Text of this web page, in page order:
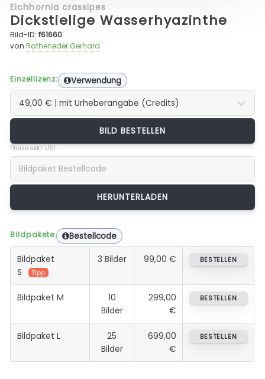
Eichhornia crassipes
Dickstielige Wasserhyazinthe
Bild-ID:f61660
vonRotheneder Gerhard
Einzellizenz: Verwendung
BILD BESTELLEN
Preise exkl. USt.
Bildpakete: Bestellcode
Bildpaket
S
Tipp
3 Bilder 99,00 € BESTELLEN
Bildpaket M
10
Bilder
299,00
€
BESTELLEN
Bildpaket L
25
Bilder
699,00
€
BESTELLEN